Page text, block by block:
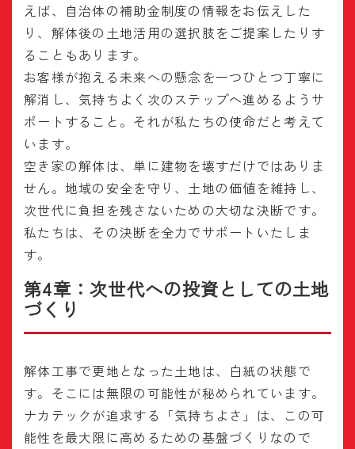
えば、自治体の補助金制度の情報をお伝えした
り、解体後の土地活用の選択肢をご提案したりす
ることもあります。
お客様が抱える未来への懸念を一つひとつ丁寧に
解消し、気持ちよく次のステップへ進めるようサ
ポートすること。それが私たちの使命だと考えて
います。
空き家の解体は、単に建物を壊すだけではありま
せん。地域の安全を守り、土地の価値を維持し、
次世代に負担を残さないための大切な決断です。
私たちは、その決断を全力でサポートいたしま
す。
第4章：次世代への投資としての土地
づくり
解体工事で更地となった土地は、白紙の状態で
す。そこには無限の可能性が秘められています。
ナカテックが追求する「気持ちよさ」は、この可
能性を最大限に高めるための基盤づくりなので